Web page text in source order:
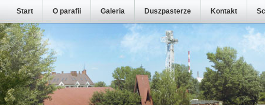
Start O parafii Galeria Duszpasterze Kontakt